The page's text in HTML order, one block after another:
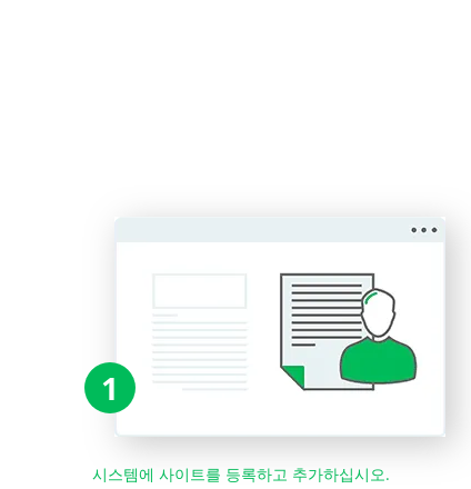
1
시스템에 사이트를 등록하고 추가하십시오.